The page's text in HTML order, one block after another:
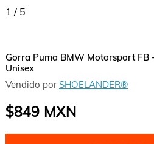
1 / 5
Gorra Puma BMW Motorsport
Unisex
Vendido por SHOELANDER®
$849MXN